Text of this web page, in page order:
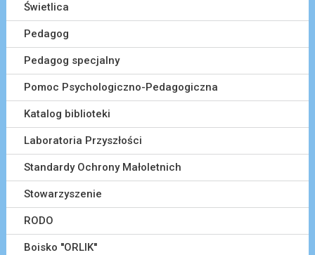
Świetlica
Pedagog
Pedagog specjalny
Pomoc Psychologiczno-Pedagogiczna
Katalog biblioteki
Laboratoria Przyszłości
Standardy Ochrony Małoletnich
Stowarzyszenie
RODO
Boisko ''ORLIK''